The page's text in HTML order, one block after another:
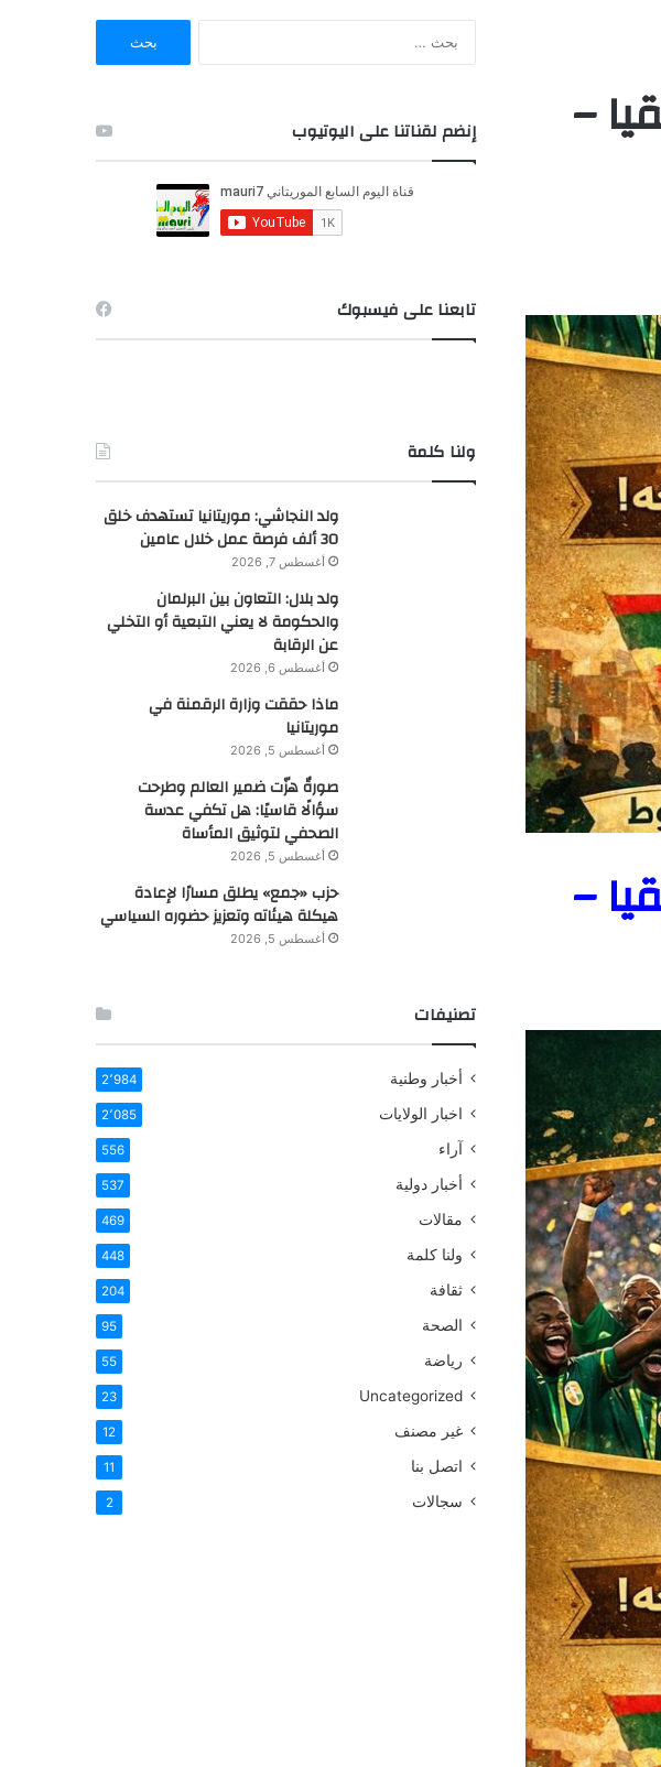
–
–
:
إنضم لقناتنا على اليوتيوب
تابعنا على فيسبوك
ولنا كلمة
ولد النجاشي: موريتانيا تستهدف خلق
30 ألف فرصة عمل خلال عامين
أغسطس 7, 2026
ولد بلال: التعاون بين البرلمان
والحكومة لا يعني التبعية أو التخلي
عن الرقابة
أغسطس 6, 2026
ماذا حققت وزارة الرقمنة في
موريتانيا
أغسطس 5, 2026
صورةٌ هزّت ضمير العالم وطرحت
سؤالًا قاسيًا: هل تكفي عدسة
الصحفي لتوثيق المأساة
أغسطس 5, 2026
حزب «جمع» يطلق مسارًا لإعادة
هيكلة هيئاته وتعزيز حضوره السياسي
أغسطس 5, 2026
تصنيفات
أخبار وطنية 2٬984
اخبار الولايات 2٬085
آراء 556
أخبار دولية 537
مقالات 469
ولنا كلمة 448
ثقافة 204
الصحة 95
رياضة 55
Uncategorized
23
غير مصنف 12
اتصل بنا 11
سجالات 2